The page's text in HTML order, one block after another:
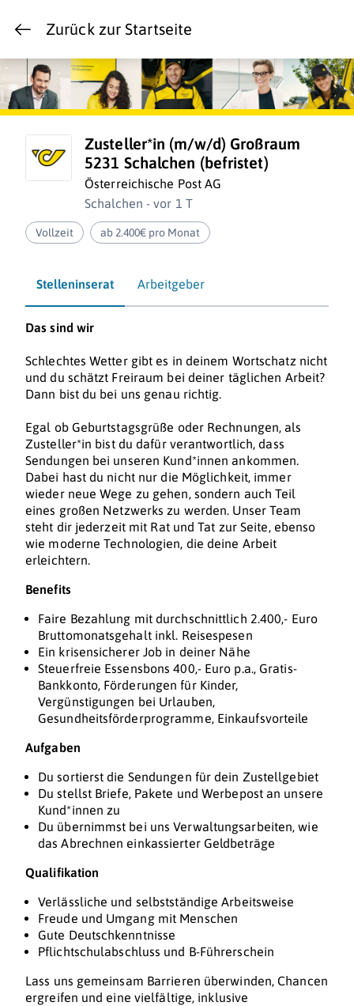
Zurück zur Startseite
Zusteller*in (m/w/d) Großraum
5231 Schalchen (befristet)
Österreichische Post AG
Schalchen - vor 1 T
Vollzeit ab 2.400€ pro Monat
Stelleninserat Arbeitgeber
Das sind wir
Schlechtes Wetter gibt es in deinem Wortschatz nicht
und du schätzt Freiraum bei deiner täglichen Arbeit?
Dann bist du bei uns genau richtig.
Egal ob Geburtstagsgrüße oder Rechnungen, als
Zusteller*in bist du dafür verantwortlich, dass
Sendungen bei unseren Kund*innen ankommen.
Dabei hast du nicht nur die Möglichkeit, immer
wieder neue Wege zu gehen, sondern auch Teil
eines großen Netzwerks zu werden. Unser Team
steht dir jederzeit mit Rat und Tat zur Seite, ebenso
wie moderne Technologien, die deine Arbeit
erleichtern.
Benefits
Faire Bezahlung mit durchschnittlich 2.400,- Euro
Bruttomonatsgehalt inkl. Reisespesen
Ein krisensicherer Job in deiner Nähe
Steuerfreie Essensbons 400,- Euro p.a., Gratis-
Bankkonto, Förderungen für Kinder,
Vergünstigungen bei Urlauben,
Gesundheitsförderprogramme, Einkaufsvorteile
Aufgaben
Du sortierst die Sendungen für dein Zustellgebiet
Du stellst Briefe, Pakete und Werbepost an unsere
Kund*innen zu
Du übernimmst bei uns Verwaltungsarbeiten, wie
das Abrechnen einkassierter Geldbeträge
Qualifikation
Verlässliche und selbstständige Arbeitsweise
Freude und Umgang mit Menschen
Gute Deutschkenntnisse
Pflichtschulabschluss und B-Führerschein
Lass uns gemeinsam Barrieren überwinden, Chancen
ergreifen und eine vielfältige, inklusive